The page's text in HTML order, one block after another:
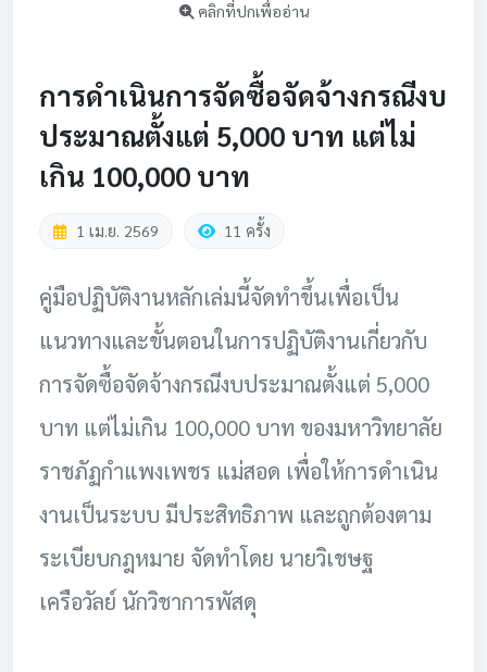
คลิกที่ปกเพื่ออ่าน
การดำเนินการจัดซื้อจัดจ้างกรณีงบ
ประมาณตั้งแต่ 5,000 บาท แต่ไม่
เกิน 100,000 บาท
1 เม.ย. 2569 11 ครั้ง
คู่มือปฏิบัติงานหลักเล่มนี้จัดทำขึ้นเพื่อเป็น
แนวทางและขั้นตอนในการปฏิบัติงานเกี่ยวกับ
การจัดซื้อจัดจ้างกรณีงบประมาณตั้งแต่ 5,000
บาท แต่ไม่เกิน 100,000 บาท ของมหาวิทยาลัย
ราชภัฏกำแพงเพชร แม่สอด เพื่อให้การดำเนิน
งานเป็นระบบ มีประสิทธิภาพ และถูกต้องตาม
ระเบียบกฎหมาย จัดทำโดย นายวิเชษฐ
เครือวัลย์ นักวิชาการพัสดุ